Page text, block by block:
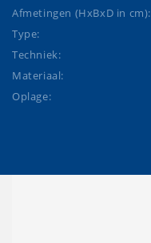
Afmetingen (HxBxD in cm):
Type:
Techniek:
Materiaal:
Oplage: